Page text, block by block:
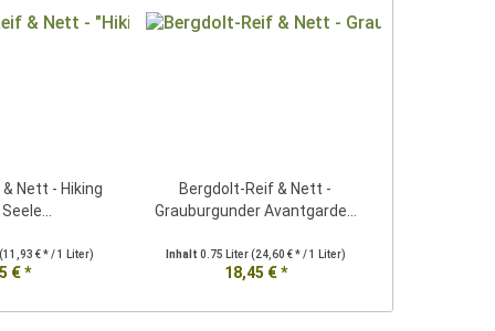
Nett - Hiking
(11,93 € * / 1 Liter)
€ *
Bergdolt-Reif & Nett -
Grauburgunder Avantgarde...
Inhalt 0.75 Liter(24,60 € * / 1 Liter)
18,45 € *